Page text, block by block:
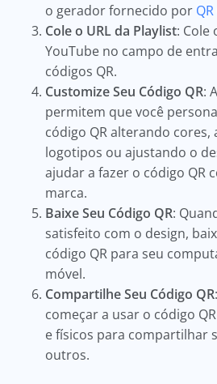
o gerador fornecido por
Cole o URL da Playlist: Cole
YouTube no campo de
códigos QR.
Customize Seu Código QR:
permitem que você
código QR alterando cores,
logotipos ou ajustando o
ajudar a fazer o código QR
marca.
Baixe Seu Código QR:
satisfeito com o design,
código QR para seu
móvel.
Compartilhe Seu Código QR
começar a usar o código
e físicos para compartilhar
outros.